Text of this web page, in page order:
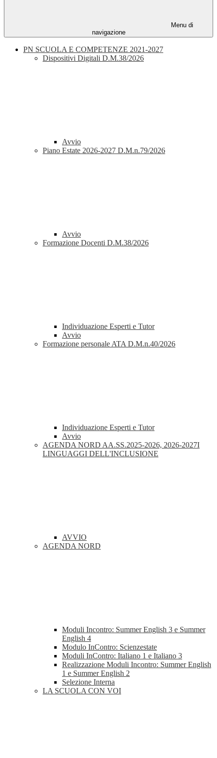
Menu di
navigazione
PN SCUOLA E COMPETENZE 2021-2027
Dispositivi Digitali D.M.38/2026
Avvio
Piano Estate 2026-2027 D.M.n.79/2026
Avvio
Formazione Docenti D.M.38/2026
Individuazione Esperti e Tutor
Avvio
Formazione personale ATA D.M.n.40/2026
Individuazione Esperti e Tutor
Avvio
AGENDA NORD AA.SS.2025-2026, 2026-2027I
LINGUAGGI DELL'INCLUSIONE
AVVIO
AGENDA NORD
Moduli Incontro: Summer English 3 e Summer
English 4
Modulo InContro: Scienzestate
Moduli InContro: Italiano 1 e Italiano 3
Realizzazione Moduli Incontro: Summer English
1 e Summer English 2
Selezione Interna
LA SCUOLA CON VOI